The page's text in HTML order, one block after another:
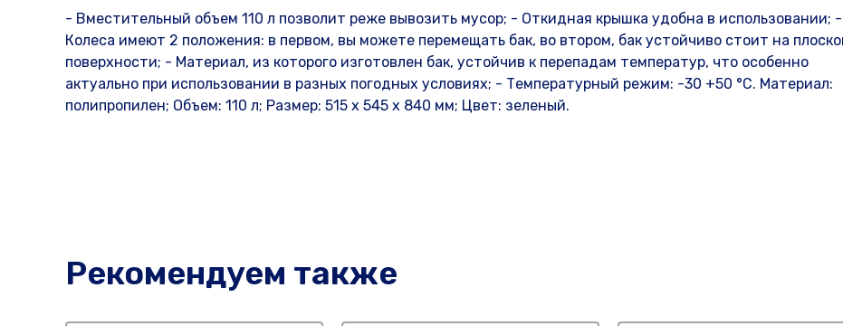
- Вместительный объем 110 л позволит реже вывозить мусор; - Откидная крышка удобна в использовании; -
Колеса имеют 2 положения: в первом, вы можете перемещать бак, во втором, бак устойчиво стоит на
поверхности; - Материал, из которого изготовлен бак, устойчив к перепадам температур, что особенно
актуально при использовании в разных погодных условиях; - Температурный режим: -30 +50 °С. Материал:
полипропилен; Объем: 110 л; Размер: 515 x 545 x 840 мм; Цвет: зеленый.
Рекомендуем также